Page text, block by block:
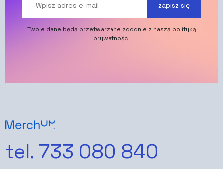
zapisz się
Twoje dane będą przetwarzane zgodnie z naszą polityką
prywatności
tel. 733 080 840